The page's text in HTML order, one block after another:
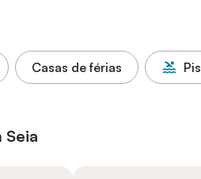
Casas de férias
Seia